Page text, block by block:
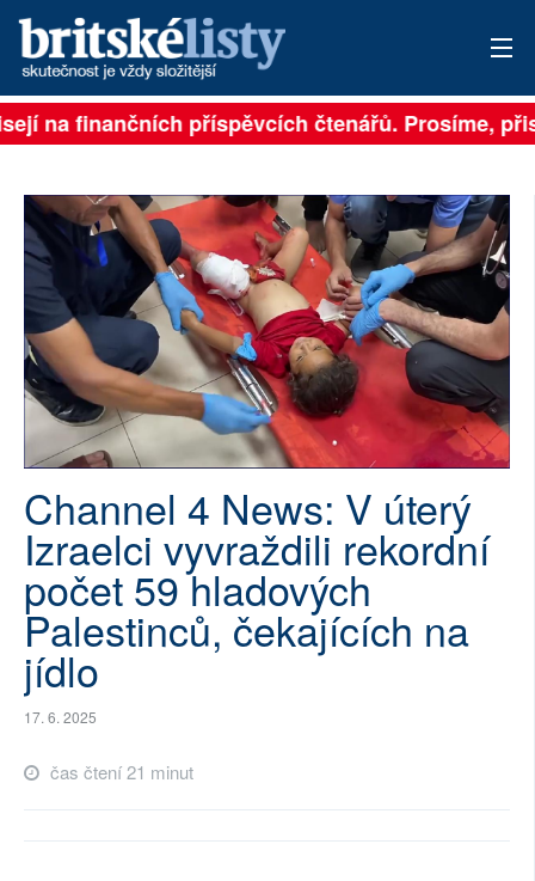
PŘIHLÁSIT
ARCHIV
ROZHOVORY
TÉMATA
NEJČTENĚJŠÍ ZA 7 DNÍ
AUTOŘI
PŘÍSPĚVKY NA PROVOZ
SOCIÁLNÍ SÍTĚ
RUBRIKY
PLNÁ VERZE STRÁNEK
finančních příspěvcích čtenářů. Prosíme,
Channel 4 News: V úterý
Izraelci vyvraždili rekordní
počet 59 hladových
Palestinců, čekajících na
jídlo
17. 6. 2025
čas čtení 21 minut